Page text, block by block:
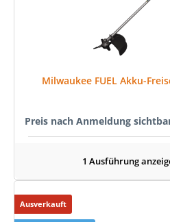
Milwaukee FUEL Akku-
Preis nach Anmeldung
1 Ausführung
Ausverkauft